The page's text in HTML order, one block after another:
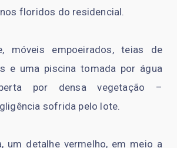
floridos do residencial.
móveis empoeirados, teias de
e uma piscina tomada por água
por densa vegetação –
sofrida pelo lote.
um detalhe vermelho, em meio a